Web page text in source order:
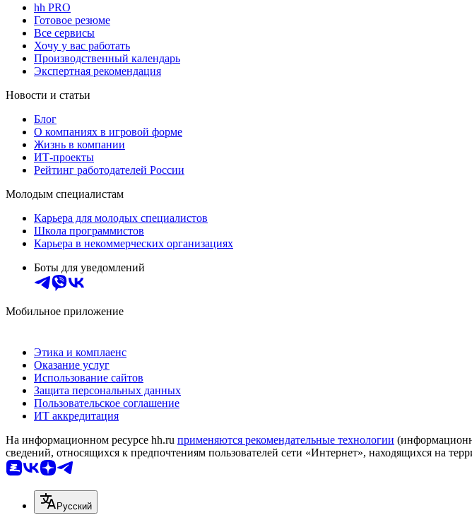
hh PRO
Готовое резюме
Все сервисы
Хочу у вас работать
Производственный календарь
Экспертная рекомендация
Новости и статьи
Блог
О компаниях в игровой форме
Жизнь в компании
ИТ-проекты
Рейтинг работодателей России
Молодым специалистам
Карьера для молодых специалистов
Школа программистов
Карьера в некоммерческих организациях
Боты для уведомлений
Мобильное приложение
Этика и комплаенс
Оказание услуг
Использование сайтов
Защита персональных данных
Пользовательское соглашение
ИТ аккредитация
На информационном ресурсе hh.ru применяются рекомендательные технологии
сведений, относящихся к предпочтениям пользователей сети «Интернет», находящихся на
Русский